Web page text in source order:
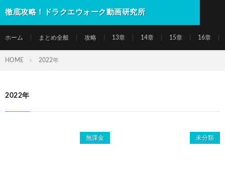
徹底攻略！ドラクエウォーク動画研究所
ホーム まとめ全般 攻略 13章 14章 15章 16章
HOME 2022年
2022年
無課金 未分類